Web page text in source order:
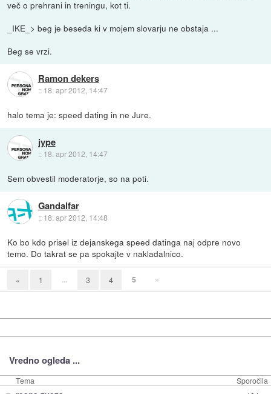
več o prehrani in treningu, kot ti.
_IKE_> beg je beseda ki v mojem slovarju ne obstaja ...
Beg se vrzi.
Ramon dekers
:: 18. apr 2012, 14:47
halo tema je: speed dating in ne Jure.
jype
:: 18. apr 2012, 14:47
Sem obvestil moderatorje, so na poti.
Gandalfar
:: 18. apr 2012, 14:48
Ko bo kdo prisel iz dejanskega speed datinga naj odpre novo
temo. Do takrat se pa spokajte v nakladalnico.
« 1 ... 3 4 5 »
Vredno ogleda ...
Tema Sporočila